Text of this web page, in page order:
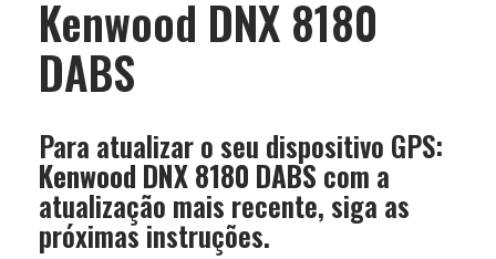
Kenwood DNX 8180
DABS
Para atualizar o seu dispositivo GPS:
Kenwood DNX 8180 DABS com a
atualização mais recente, siga as
próximas instruções.